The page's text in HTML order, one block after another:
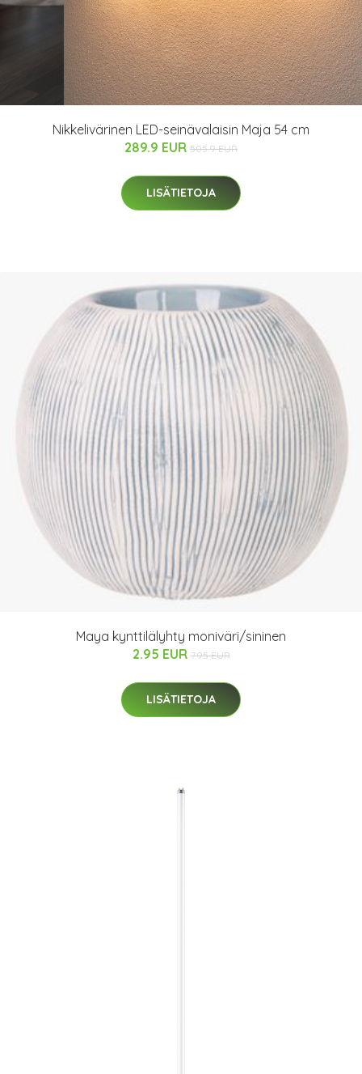
Nikkelivärinen LED-seinävalaisin Maja 54 cm
289.9 EUR 505.9 EUR
LISÄTIETOJA
Maya kynttilälyhty moniväri/sininen
2.95 EUR 7.95 EUR
LISÄTIETOJA